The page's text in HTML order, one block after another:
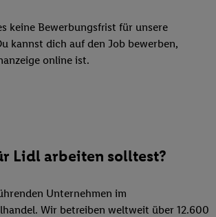
keine Bewerbungsfrist für unsere
kannst dich auf den Job bewerben,
online ist.
Lidl arbeiten solltest?
Unternehmen im
Wir betreiben weltweit über 12.600